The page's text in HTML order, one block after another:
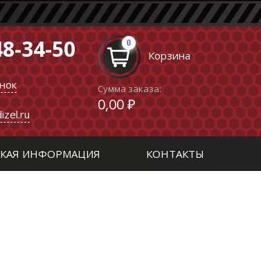
34-50 0
Корзина
Сумма заказа:
0,00 ₽
ИНФОРМАЦИЯ КОНТАКТЫ